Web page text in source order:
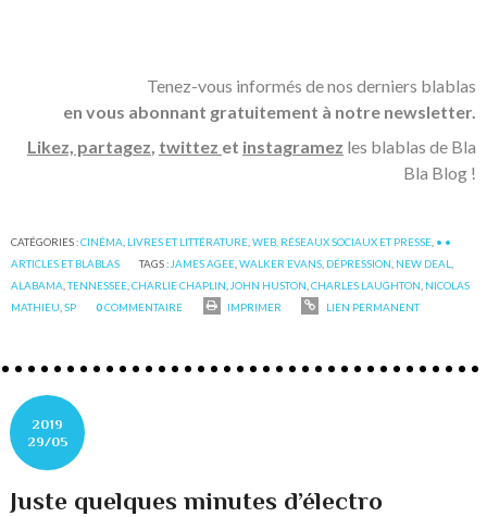
Tenez-vous informés de nos derniers blablas
en vous abonnant gratuitement à notre newsletter.
Likez, partagez, twittez et instagramez les blablas de Bla
Bla Blog !
CATÉGORIES :CINÉMA LIVRES ET LITTÉRATURE ,WEB, RÉSEAUX SOCIAUX ET PRESSE • •
ARTICLES ET BLABLAS
TAGS : JAMES AGEE ,WALKER EVANS DÉPRESSION NEW DEAL
ALABAMA ,TENNESSEE ,CHARLIE CHAPLIN JOHN HUSTON ,CHARLES LAUGHTON NICOLAS
MATHIEU ,SP 0COMMENTAIRE IMPRIMER LIEN PERMANENT
2019
29/05
Juste quelques minutes d’électro